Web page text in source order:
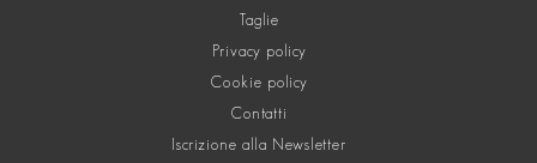
Taglie
Privacy policy
Cookie policy
Contatti
Iscrizione alla Newsletter